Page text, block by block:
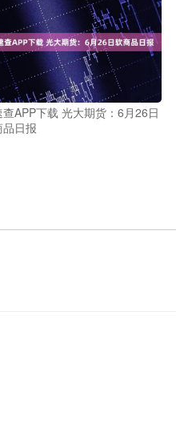
查APP下载 光大期货：6月26日
日报